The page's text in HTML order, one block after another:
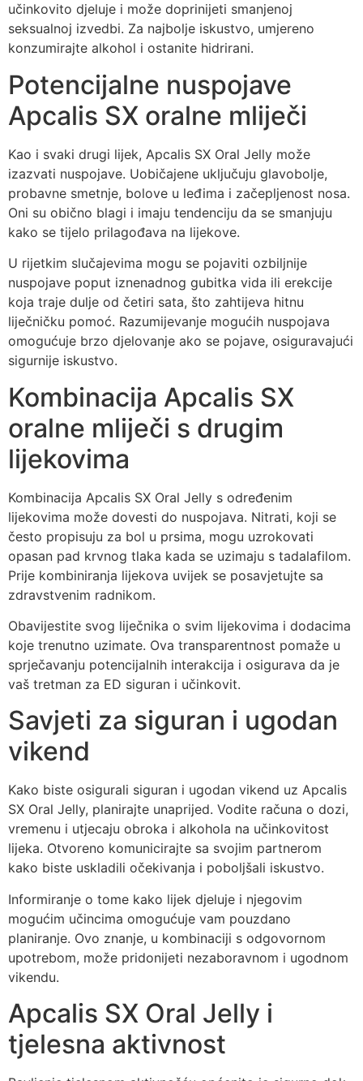
učinkovito djeluje i može doprinijeti smanjenoj
seksualnoj izvedbi. Za najbolje iskustvo, umjereno
konzumirajte alkohol i ostanite hidrirani.
Potencijalne nuspojave
Apcalis SX oralne mliječi
Kao i svaki drugi lijek, Apcalis SX Oral Jelly može
izazvati nuspojave. Uobičajene uključuju glavobolje,
probavne smetnje, bolove u leđima i začepljenost nosa.
Oni su obično blagi i imaju tendenciju da se smanjuju
kako se tijelo prilagođava na lijekove.
U rijetkim slučajevima mogu se pojaviti ozbiljnije
nuspojave poput iznenadnog gubitka vida ili erekcije
koja traje dulje od četiri sata, što zahtijeva hitnu
liječničku pomoć. Razumijevanje mogućih nuspojava
omogućuje brzo djelovanje ako se pojave, osiguravajući
sigurnije iskustvo.
Kombinacija Apcalis SX
oralne mliječi s drugim
lijekovima
Kombinacija Apcalis SX Oral Jelly s određenim
lijekovima može dovesti do nuspojava. Nitrati, koji se
često propisuju za bol u prsima, mogu uzrokovati
opasan pad krvnog tlaka kada se uzimaju s tadalafilom.
Prije kombiniranja lijekova uvijek se posavjetujte sa
zdravstvenim radnikom.
Obavijestite svog liječnika o svim lijekovima i dodacima
koje trenutno uzimate. Ova transparentnost pomaže u
sprječavanju potencijalnih interakcija i osigurava da je
vaš tretman za ED siguran i učinkovit.
Savjeti za siguran i ugodan
vikend
Kako biste osigurali siguran i ugodan vikend uz Apcalis
SX Oral Jelly, planirajte unaprijed. Vodite računa o dozi,
vremenu i utjecaju obroka i alkohola na učinkovitost
lijeka. Otvoreno komunicirajte sa svojim partnerom
kako biste uskladili očekivanja i poboljšali iskustvo.
Informiranje o tome kako lijek djeluje i njegovim
mogućim učincima omogućuje vam pouzdano
planiranje. Ovo znanje, u kombinaciji s odgovornom
upotrebom, može pridonijeti nezaboravnom i ugodnom
vikendu.
Apcalis SX Oral Jelly i
tjelesna aktivnost